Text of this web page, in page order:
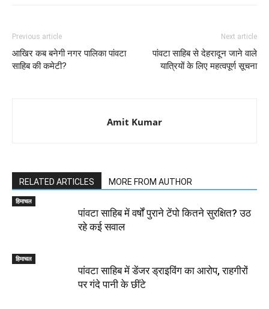
Previous article
आखिर कब बनेगी नगर पालिका पांवटा
साहिब की कमेटी?
Next article
पांवटा साहिब से देहरादून जाने वाले
यात्रियों के लिए महत्वपूर्ण सूचना
Amit Kumar
RELATED ARTICLES MORE FROM AUTHOR
हिमाचल
पांवटा साहिब में वर्षों पुराने टेंपो कितने सुरक्षित? उठ
रहे कई सवाल
हिमाचल
पांवटा साहिब में डेंजर ड्राइविंग का आरोप, राहगीरों
पर गंदे पानी के छींटे